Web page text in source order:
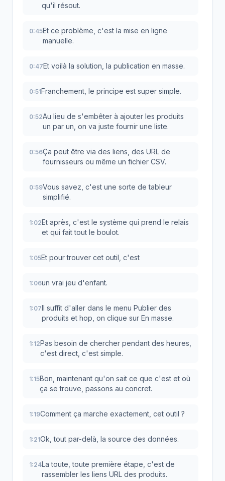
qu'il résout.
0:45Et ce problème, c'est la mise en ligne
manuelle.
0:47Et voilà la solution, la publication en masse.
0:51Franchement, le principe est super simple.
0:52Au lieu de s'embêter à ajouter les produits
un par un, on va juste fournir une liste.
0:56Ça peut être via des liens, des URL de
fournisseurs ou même un fichier CSV.
0:59Vous savez, c'est une sorte de tableur
simplifié.
1:02Et après, c'est le système qui prend le relais
et qui fait tout le boulot.
1:05Et pour trouver cet outil, c'est
1:06un vrai jeu d'enfant.
1:07Il suffit d'aller dans le menu Publier des
produits et hop, on clique sur En masse.
1:12Pas besoin de chercher pendant des heures,
c'est direct, c'est simple.
1:15Bon, maintenant qu'on sait ce que c'est et où
ça se trouve, passons au concret.
1:19Comment ça marche exactement, cet outil ?
1:21Ok, tout par-delà, la source des données.
1:24La toute, toute première étape, c'est de
rassembler les liens URL des produits.